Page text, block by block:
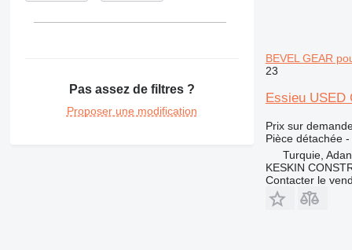
Pas assez de filtres ?
Proposer une modification
BEVEL GEAR
23
Essieu USED
Prix sur
Pièce détachée -
Turquie,
KESKIN
Contacter le